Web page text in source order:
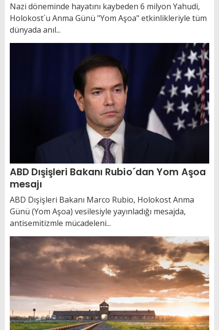
Nazi döneminde hayatını kaybeden 6 milyon Yahudi,
Holokost´u Anma Günü "Yom Aşoa" etkinlikleriyle tüm
dünyada anıl...
ABD Dışişleri Bakanı Rubio´dan Yom Aşoa
mesajı
ABD Dışişleri Bakanı Marco Rubio, Holokost Anma
Günü (Yom Aşoa) vesilesiyle yayınladığı mesajda,
antisemitizmle mücadeleni...